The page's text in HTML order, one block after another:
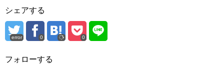
シェアする
error 0 0
フォローする